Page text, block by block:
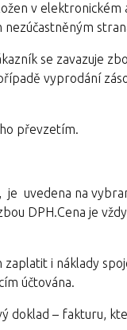
v elektronickém
se zavazuje
vyprodání
převzetím.
je uvedena na
DPH.Cena je
i náklady
účtována.
doklad – fakturu,